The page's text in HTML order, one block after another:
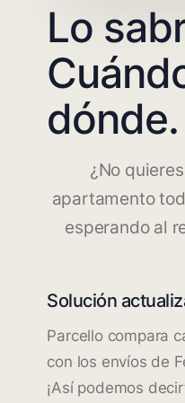
Lo
dónde.
¿No
apartamento
esperando al
Solución
Parcello compara
con los envíos de
¡Así podemos